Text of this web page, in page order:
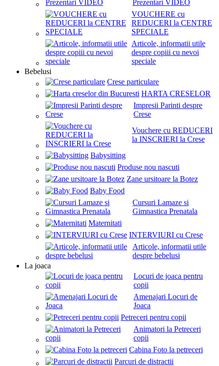
Prezentari VIDEO
VOUCHERE cu
REDUCERI la CENTRE
SPECIALE
Articole, informatii utile
despre copiii cu nevoi
speciale
Bebelusi
Crese particulare
HARTA CRESELOR
Impresii Parinti despre
Crese
Vouchere cu REDUCERI
la INSCRIERI la Crese
Babysitting
Produse nou nascuti
Zane ursitoare la Botez
Baby Food
Cursuri Lamaze si
Gimnastica Prenatala
Maternitati
INTERVIURI cu Crese
Articole, informatii utile
despre bebelusi
La joaca
Locuri de joaca pentru
copii
Amenajari Locuri de
Joaca
Petreceri pentru copii
Animatori la Petreceri
copii
Cabina Foto la petreceri
Parcuri de distractii